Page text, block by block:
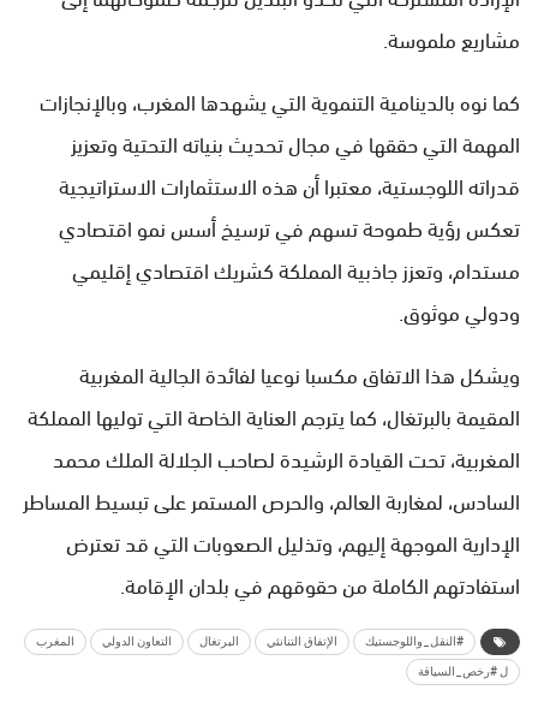
مشاريع ملموسة.
كما نوه بالدينامية التنموية التي يشهدها المغرب، وبالإنجازات
المهمة التي حققها في مجال تحديث بنياته التحتية وتعزيز
قدراته اللوجستية، معتبرا أن هذه الاستثمارات الاستراتيجية
تعكس رؤية طموحة تسهم في ترسيخ أسس نمو اقتصادي
مستدام، وتعزز جاذبية المملكة كشريك اقتصادي إقليمي
ودولي موثوق.
ويشكل هذا الاتفاق مكسبا نوعيا لفائدة الجالية المغربية
المقيمة بالبرتغال، كما يترجم العناية الخاصة التي توليها المملكة
المغربية، تحت القيادة الرشيدة لصاحب الجلالة الملك محمد
السادس، لمغاربة العالم، والحرص المستمر على تبسيط المساطر
الإدارية الموجهة إليهم، وتذليل الصعوبات التي قد تعترض
استفادتهم الكاملة من حقوقهم في بلدان الإقامة.
#النقل_واللوجستيك الإتفاق التنانئي البرتغال التعاون الدولي المغرب
ل #رخص_السياقة